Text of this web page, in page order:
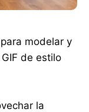
modelar y
de estilo
la